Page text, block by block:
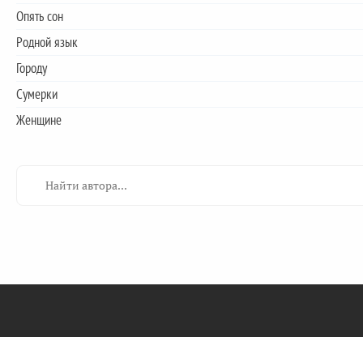
Опять сон
Родной язык
Городу
Сумерки
Женщине